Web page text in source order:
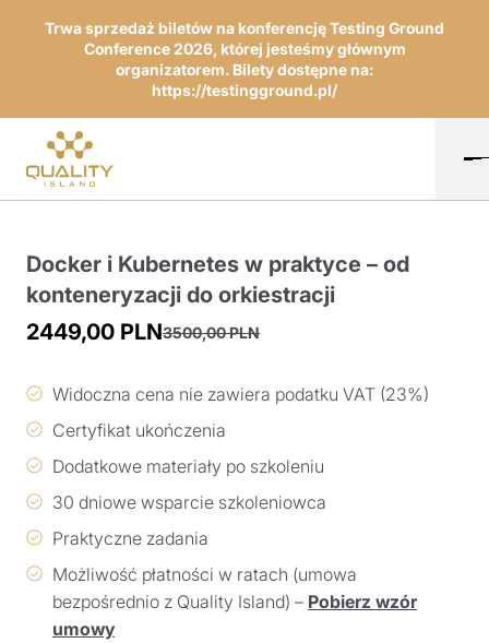
Trwa sprzedaż biletów na konferencję Testing Ground
Conference 2026, której jesteśmy głównym
organizatorem. Bilety dostępne na:
https://testingground.pl/
Docker i Kubernetes w praktyce – od
konteneryzacji do orkiestracji
3500,00PLN
cena
3500,00 PLN.
2449,00 PLN
cena
2449,00 PLN.
Widoczna cena nie zawiera podatku VAT (23%)
Certyfikat ukończenia
Dodatkowe materiały po szkoleniu
30 dniowe wsparcie szkoleniowca
Praktyczne zadania
Możliwość płatności w ratach (umowa
bezpośrednio z Quality Island) – Pobierz wzór
umowy